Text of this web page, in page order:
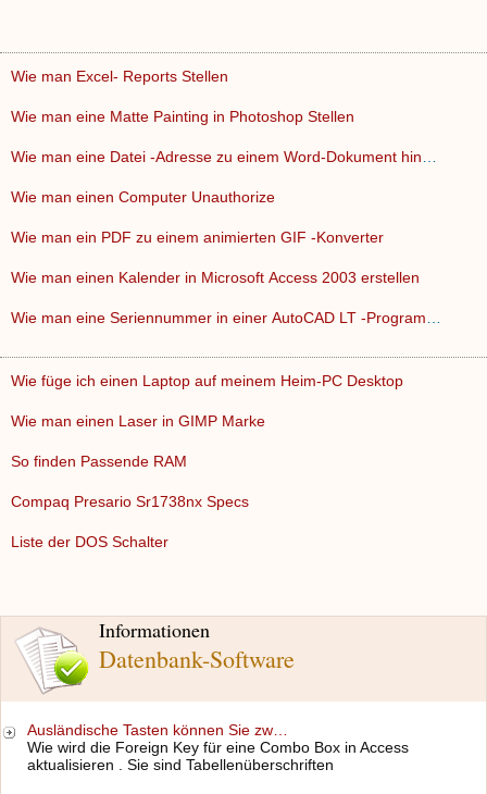
Informationen
Datenbank-Software
Ausländische Tasten können Sie zw…
Wie wird die Foreign Key für eine Combo Box in Access
aktualisieren . Sie sind Tabellenüberschriften
Wie man Excel- Reports Stellen
Wie man eine Matte Painting in Photoshop Stellen
Wie man einen Computer Unauthorize
Wie man ein PDF zu einem animierten GIF -Konverter
Wie man einen Kalender in Microsoft Access 2003 erstellen
Wie füge ich einen Laptop auf meinem Heim-PC Desktop
Wie man einen Laser in GIMP Marke
So finden Passende RAM
Compaq Presario Sr1738nx Specs
Liste der DOS Schalter